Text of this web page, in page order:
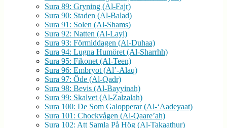
Sura 89: Gryning (Al-Fajr)
Sura 90: Staden (Al-Balad)
Sura 91: Solen (Al-Shams)
Sura 92: Natten (Al-Layl)
Sura 93: Förmiddagen (Al-Duhaa)
Sura 94: Lugna Humöret (Al-Sharrhh)
Sura 95: Fikonet (Al-Teen)
Sura 96: Embryot (Al’-Alaq)
Sura 97: Öde (Al-Qadr)
Sura 98: Bevis (Al-Bayyinah)
Sura 99: Skalvet (Al-Zalzalah)
Sura 100: De Som Galopperar (Al-‘Aadeyaat)
Sura 101: Chockvågen (Al-Qaare’ah)
Sura 102: Att Samla På Hög (Al-Takaathur)